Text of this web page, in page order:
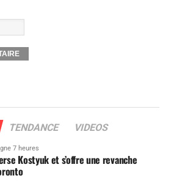
TENDANCE VIDEOS
7 heures
Kostyuk et s’offre une revanche